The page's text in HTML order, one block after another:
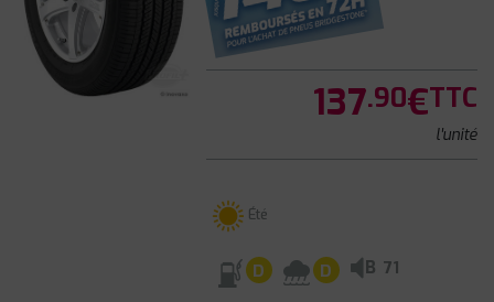
137.90€TTC
l'unité
Été
D D B 71